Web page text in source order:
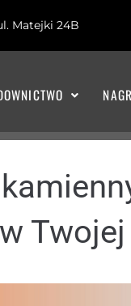
Matejki 24B